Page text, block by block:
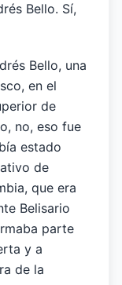
Bello. Sí,
Bello, una
en el
de
no, eso fue
estado
de
que era
Belisario
parte
y a
de la